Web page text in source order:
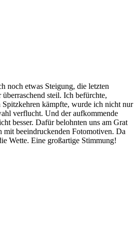
noch etwas Steigung, die letzten
steil. Ich befürchte,
kämpfte, wurde ich nicht nur
verflucht. Und der aufkommende
besser. Dafür belohnten uns am Grat
mit beeindruckenden Fotomotiven. Da
Wette. Eine großartige Stimmung!